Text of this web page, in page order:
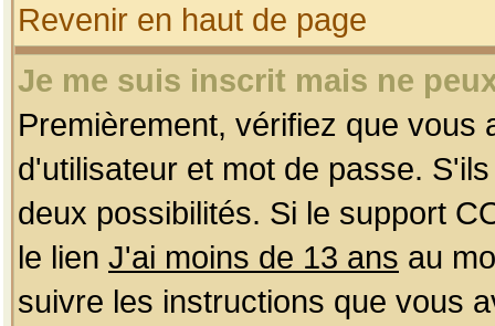
Revenir en haut de page
Je me suis inscrit mais ne
Premièrement, vérifiez que
d'utilisateur et mot de passe.
deux possibilités. Si le support
le lien J'ai moins de 13 ans au
suivre les instructions que vous